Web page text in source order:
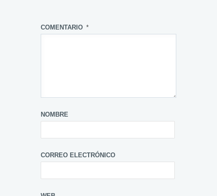
COMENTARIO *
NOMBRE
CORREO ELECTRÓNICO